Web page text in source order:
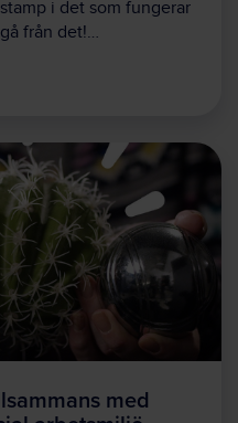
i det som fungerar
från det!…
med